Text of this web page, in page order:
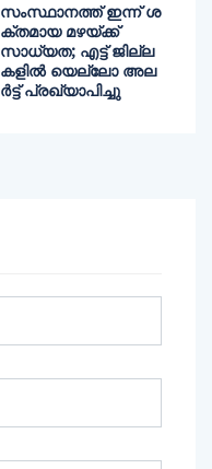
സംസ്ഥാനത്ത് ഇന്ന് ശ
ക്തമായ മഴയ്ക്ക്
സാധ്യത; എട്ട് ജില്ല
കളിൽ യെല്ലോ അല
ർട്ട് പ്രഖ്യാപിച്ചു